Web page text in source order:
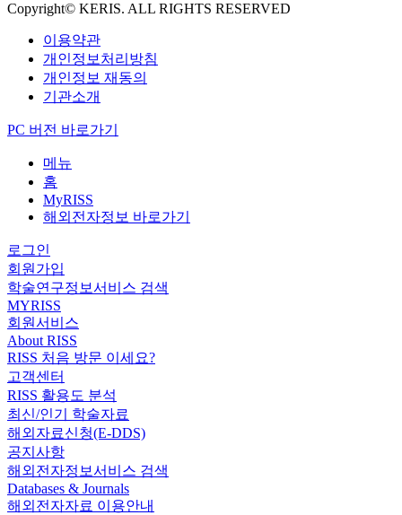
Copyright© KERIS. ALL RIGHTS RESERVED
이용약관
개인정보처리방침
개인정보 재동의
기관소개
PC 버전 바로가기
메뉴
홈
MyRISS
해외전자정보 바로가기
로그인
회원가입
학술연구정보서비스 검색
MYRISS
회원서비스
About RISS
RISS 처음 방문 이세요?
고객센터
RISS 활용도 분석
최신/인기 학술자료
해외자료신청(E-DDS)
공지사항
해외전자정보서비스 검색
Databases & Journals
해외전자자료 이용안내